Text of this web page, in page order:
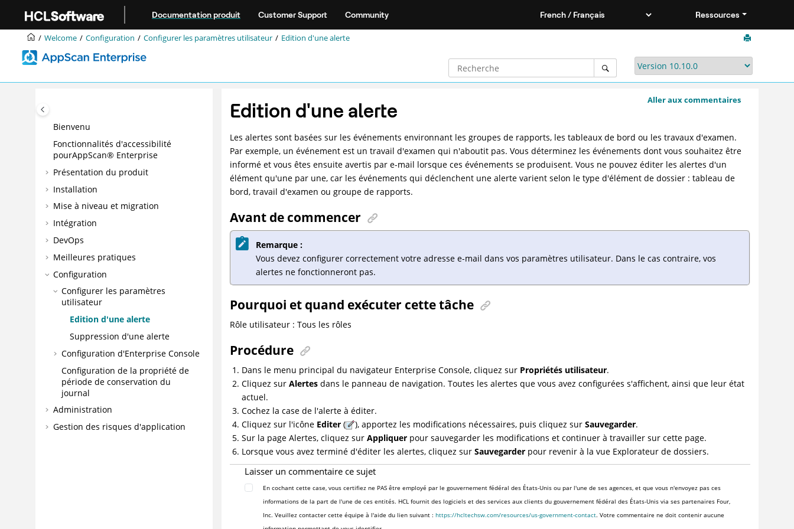
Documentation produit Customer Support Community Ressources
Welcome Configuration Configurer les paramètres utilisateur Edition d'une alerte
Bienvenu
Fonctionnalités d'accessibilité
pourAppScan® Enterprise
Présentation du produit
Installation
Mise à niveau et migration
Intégration
DevOps
Meilleures pratiques
Configuration
Configurer les paramètres
utilisateur
Edition d'une alerte
Suppression d'une alerte
Configuration d'Enterprise Console
Configuration de la propriété de
période de conservation du
journal
Administration
Gestion des risques d'application
Aller aux commentaires
Edition d'une alerte
Les alertes sont basées sur les événements environnant les groupes de rapports, les tableaux de bord ou les travaux d'examen.
Par exemple, un événement est un travail d'examen qui n'aboutit pas. Vous déterminez les événements dont vous souhaitez être
informé et vous êtes ensuite avertis par e-mail lorsque ces événements se produisent. Vous ne pouvez éditer les alertes d'un
élément qu'une par une, car les événements qui déclenchent une alerte varient selon le type d'élément de dossier : tableau de
bord, travail d'examen ou groupe de rapports.
Avant de commencer
Remarque :
Vous devez configurer correctement votre adresse e-mail dans vos paramètres utilisateur. Dans le cas contraire, vos
alertes ne fonctionneront pas.
Pourquoi et quand exécuter cette tâche
Rôle utilisateur : Tous les rôles
Procédure
Dans le menu principal du navigateur Enterprise Console, cliquez sur Propriétés utilisateur.
Cliquez surAlertes dans le panneau de navigation. Toutes les alertes que vous avez configurées s'affichent, ainsi que leur état
actuel.
Cochez la case de l'alerte à éditer.
Cliquez sur l'icône Editer ( ), apportez les modifications nécessaires, puis cliquez surSauvegarder.
Sur la page Alertes, cliquez surAppliquer pour sauvegarder les modifications et continuer à travailler sur cette page.
Lorsque vous avez terminé d'éditer les alertes, cliquez surSauvegarder pour revenir à la vue Explorateur de dossiers.
Laisser un commentaire ce sujet
En cochant cette case, vous certifiez ne PAS être employé par le gouvernement fédéral des États-Unis ou par l'une de ses agences, et que vous n'envoyez pas ces
informations de la part de l'une de ces entités. HCL fournit des logiciels et des services aux clients du gouvernement fédéral des États-Unis via ses partenaires Four,
Inc. Veuillez contacter cette équipe à l'aide du lien suivant :https://hcltechsw.com/resources/us-government-contact. Votre commentaire ne doit contenir aucune